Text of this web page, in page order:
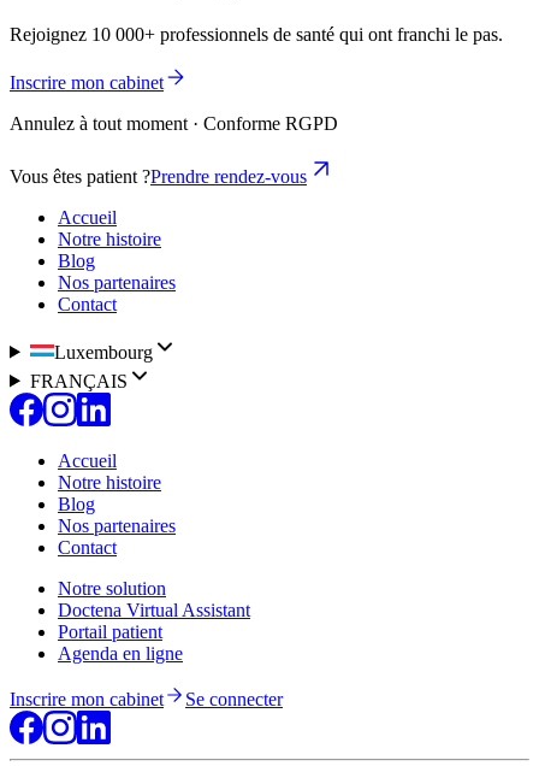
Rejoignez 10 000+ professionnels de santé qui ont franchi le pas.
Inscrire mon cabinet
Annulez à tout moment · Conforme RGPD
Vous êtes patient ?Prendre rendez-vous
Accueil
Notre histoire
Blog
Nos partenaires
Contact
Luxembourg
FRANÇAIS
Accueil
Notre histoire
Blog
Nos partenaires
Contact
Notre solution
Doctena Virtual Assistant
Portail patient
Agenda en ligne
Inscrire mon cabinet Se connecter